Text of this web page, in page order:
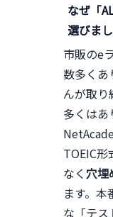
なぜ「
選びま
市販のe
数多くあ
んが取
多くはあ
TOEIC
なく 穴埋
ます。
な「テス